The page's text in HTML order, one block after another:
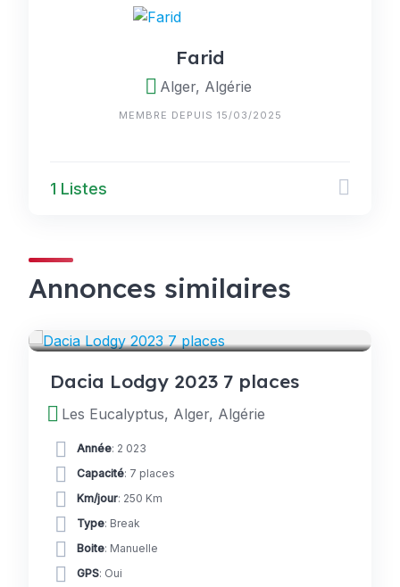
Farid
Alger, Algérie
MEMBRE DEPUIS 15/03/2025
1 Listes
Annonces similaires
Dacia Lodgy 2023 7 places
Les Eucalyptus, Alger, Algérie
Année: 2 023
Capacité: 7 places
Km/jour: 250 Km
Type: Break
Boite: Manuelle
GPS: Oui